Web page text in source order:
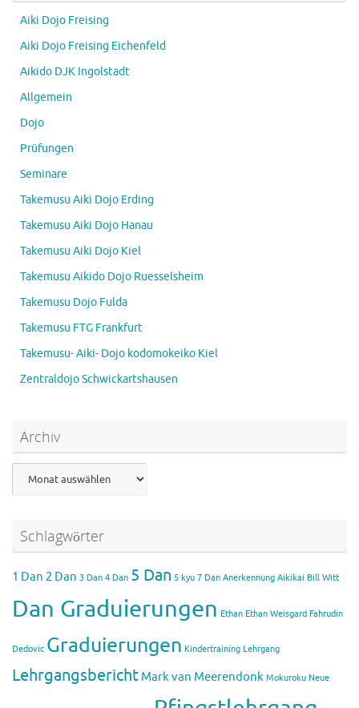
Aiki Dojo Freising
Aiki Dojo Freising Eichenfeld
Aikido DJK Ingolstadt
Allgemein
Dojo
Prüfungen
Seminare
Takemusu Aiki Dojo Erding
Takemusu Aiki Dojo Hanau
Takemusu Aiki Dojo Kiel
Takemusu Aikido Dojo Ruesselsheim
Takemusu Dojo Fulda
Takemusu FTG Frankfurt
Takemusu- Aiki- Dojo kodomokeiko Kiel
Zentraldojo Schwickartshausen
Archiv
Schlagwörter
1 Dan 2 Dan 3 Dan 4 Dan 5 Dan 5 kyu 7 Dan Anerkennung Aikikai Bill Witt
Dan Graduierungen Ethan Ethan Weisgard Fahrudin
Dedovic Graduierungen Kindertraining Lehrgang
Lehrgangsbericht Mark van Meerendonk Mokuroku Neue